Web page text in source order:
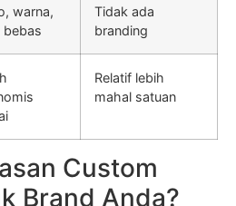
warna,
bebas
Tidak ada
branding
Relatif lebih
mahal satuan
Custom
Brand Anda?